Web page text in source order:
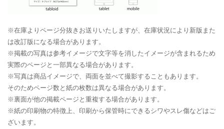
※在庫よりページ分抜きお送りいたしますが、在庫状況により新版また
は改訂版になる場合があります。
※掲載の写真は参考イメージで文字等を消したイメージが含まれるため
実際のページと一部異なる場合があります。
※写真は商品イメージで、両面を並べて撮影することもあります。
そのためページ数と紙の枚数は異なる場合があります。
※裏面が他の掲載ページと重複する場合があります。
※紙の印刷物の特徴上、印刷から保管時にできるシワやスレ傷などはご
ざいます。